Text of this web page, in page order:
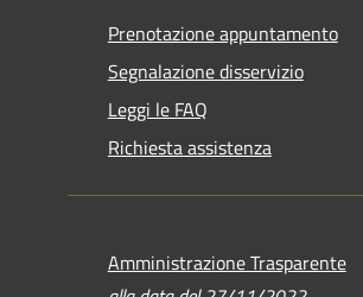
Prenotazione appuntamento
Segnalazione disservizio
Leggi le FAQ
Richiesta assistenza
Amministrazione Trasparente